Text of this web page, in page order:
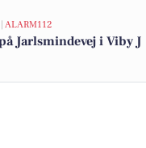
ALARM112
Jarlsmindevej i Viby J